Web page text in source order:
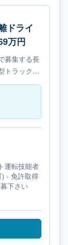
ドライ
万円
募集する長
トラックで
免許は- 大
運転技能者
- 免許取得
下さい